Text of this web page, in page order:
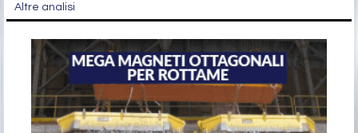
Altre analisi